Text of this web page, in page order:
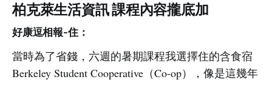
柏克萊生活資訊 課程內容攏底加
好康逗相報-住：
當時為了省錢，六週的暑期課程我選擇住的含食宿
Berkeley Student Cooperative（Co-op），像是這幾年